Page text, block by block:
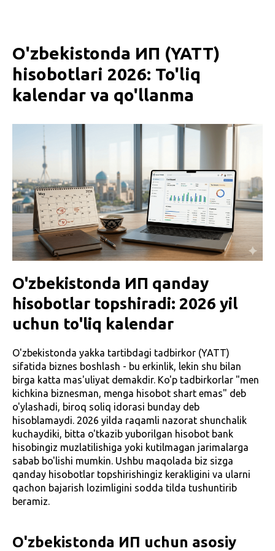
O'zbekistonda ИП (YATT)
hisobotlari 2026: To'liq
kalendar va qo'llanma
O'zbekistonda ИП qanday
hisobotlar topshiradi: 2026 yil
uchun to'liq kalendar
O'zbekistonda yakka tartibdagi tadbirkor (YATT)
sifatida biznes boshlash - bu erkinlik, lekin shu bilan
birga katta mas'uliyat demakdir. Ko'p tadbirkorlar "men
kichkina biznesman, menga hisobot shart emas" deb
o'ylashadi, biroq soliq idorasi bunday deb
hisoblamaydi. 2026 yilda raqamli nazorat shunchalik
kuchaydiki, bitta o'tkazib yuborilgan hisobot bank
hisobingiz muzlatilishiga yoki kutilmagan jarimalarga
sabab bo'lishi mumkin. Ushbu maqolada biz sizga
qanday hisobotlar topshirishingiz kerakligini va ularni
qachon bajarish lozimligini sodda tilda tushuntirib
beramiz.
O'zbekistonda ИП uchun asosiy